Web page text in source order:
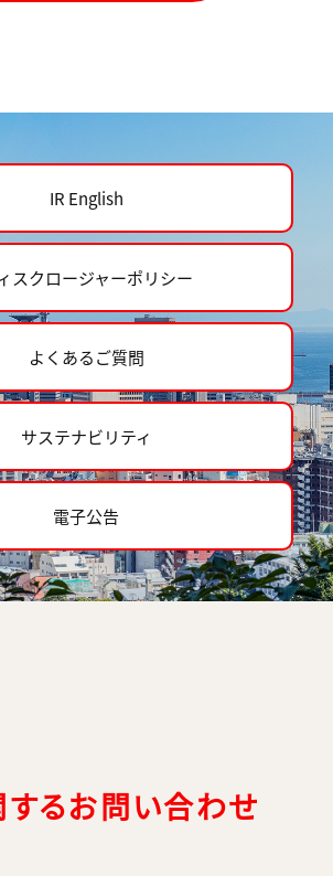
IR English
スクロージャーポリシー
よくあるご質問
サステナビリティ
電子公告
るお問い合わせ